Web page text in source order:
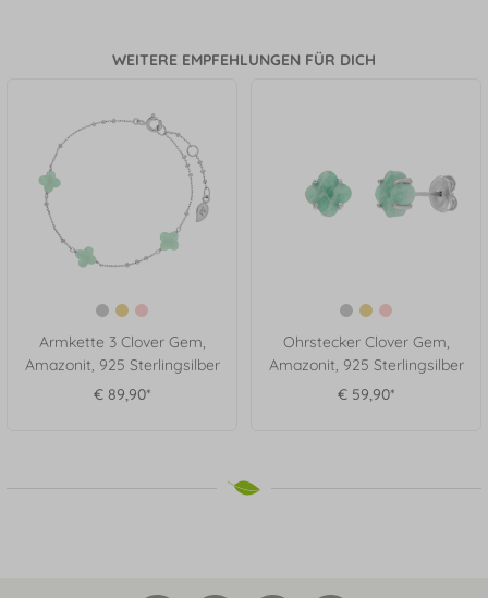
WEITERE EMPFEHLUNGEN FÜR DICH
Armkette 3 Clover Gem,
Amazonit, 925 Sterlingsilber
€ 89,90*
Ohrstecker Clover Gem,
Amazonit, 925 Sterlingsilber
€ 59,90*